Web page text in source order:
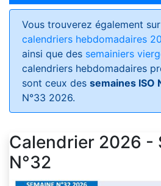
Vous trouverez également
calendriers hebdomadaires
ainsi que des semainiers
calendriers hebdomadaires
sont ceux des semaines ISO
N°33 2026.
Calendrier 2026 -
N°32